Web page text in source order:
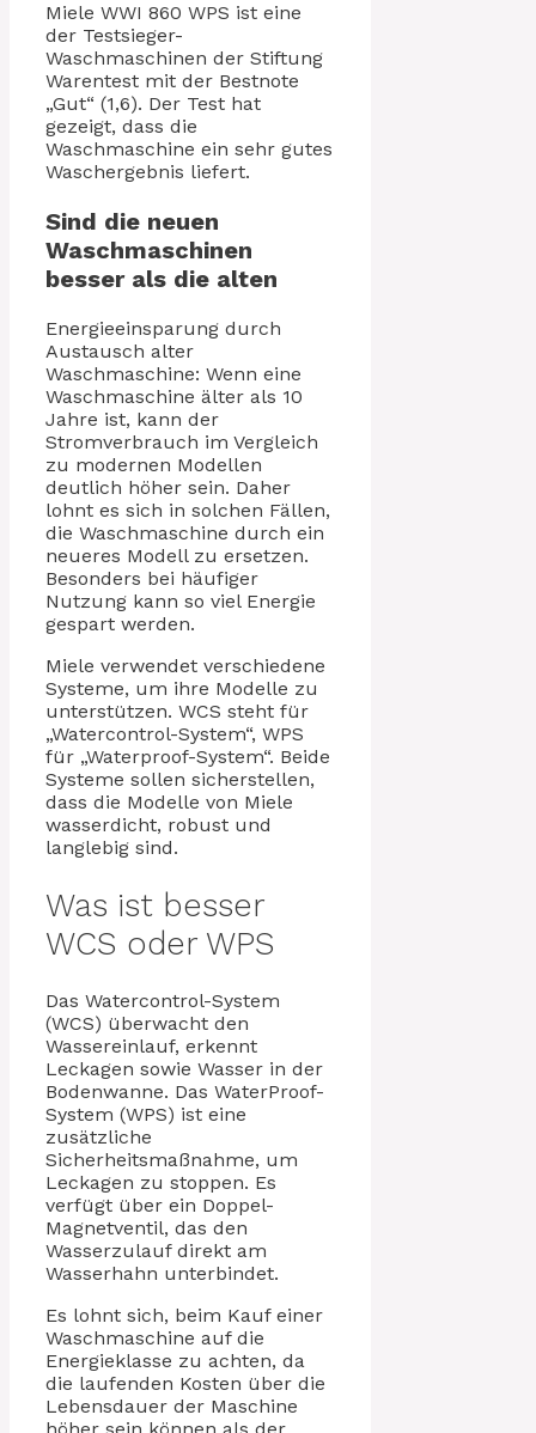
Miele WWI 860 WPS ist eine
der Testsieger-
Waschmaschinen der Stiftung
Warentest mit der Bestnote
„Gut“ (1,6). Der Test hat
gezeigt, dass die
Waschmaschine ein sehr gutes
Waschergebnis liefert.
Sind die neuen
Waschmaschinen
besser als die alten
Energieeinsparung durch
Austausch alter
Waschmaschine: Wenn eine
Waschmaschine älter als 10
Jahre ist, kann der
Stromverbrauch im Vergleich
zu modernen Modellen
deutlich höher sein. Daher
lohnt es sich in solchen Fällen,
die Waschmaschine durch ein
neueres Modell zu ersetzen.
Besonders bei häufiger
Nutzung kann so viel Energie
gespart werden.
Miele verwendet verschiedene
Systeme, um ihre Modelle zu
unterstützen. WCS steht für
„Watercontrol-System“, WPS
für „Waterproof-System“. Beide
Systeme sollen sicherstellen,
dass die Modelle von Miele
wasserdicht, robust und
langlebig sind.
Was ist besser
WCS oder WPS
Das Watercontrol-System
(WCS) überwacht den
Wassereinlauf, erkennt
Leckagen sowie Wasser in der
Bodenwanne. Das WaterProof-
System (WPS) ist eine
zusätzliche
Sicherheitsmaßnahme, um
Leckagen zu stoppen. Es
verfügt über ein Doppel-
Magnetventil, das den
Wasserzulauf direkt am
Wasserhahn unterbindet.
Es lohnt sich, beim Kauf einer
Waschmaschine auf die
Energieklasse zu achten, da
die laufenden Kosten über die
Lebensdauer der Maschine